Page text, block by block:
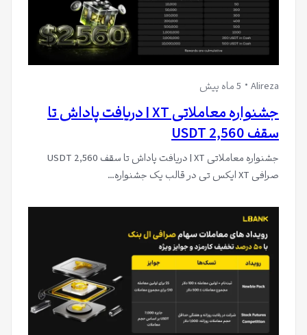
Alireza 5 ماه پیش
جشنواره معاملاتی XT | دریافت پاداش تا
سقف 2,560 USDT
جشنواره معاملاتی XT | دریافت پاداش تا سقف 2,560 USDT
صرافی XT ایکس تی در قالب یک جشنواره…